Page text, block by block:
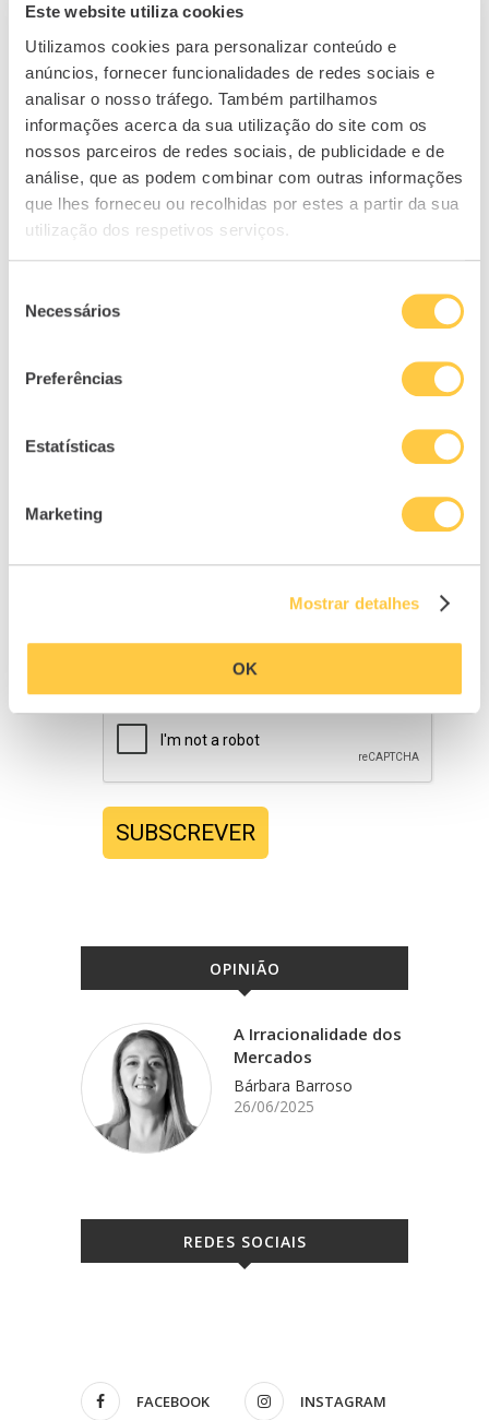
Este website utiliza cookies
Utilizamos cookies para personalizar conteúdo e
anúncios, fornecer funcionalidades de redes sociais e
analisar o nosso tráfego. Também partilhamos
informações acerca da sua utilização do site com os
nossos parceiros de redes sociais, de publicidade e de
análise, que as podem combinar com outras informações
que lhes forneceu ou recolhidas por estes a partir da sua
utilização dos respetivos serviços.
Necessários
Preferências
Estatísticas
Marketing
Mostrar detalhes
OK
NEWSLETTER
Subscreva a nossa
atualizada sobre os nossos
pessoais
SUBSCREVER
OPINIÃO
A Irracionalidade dos
Mercados
Bárbara Barroso
26/06/2025
REDES SOCIAIS
FACEBOOK INSTAGRAM